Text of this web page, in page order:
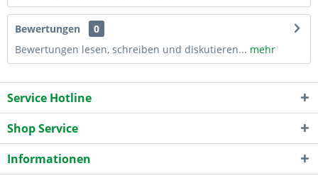
Bewertungen
0
Bewertungen lesen, schreiben und diskutieren... mehr
Service Hotline
Shop Service
Informationen